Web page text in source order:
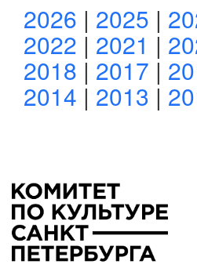
2026 | 2025 |
2022 | 2021 |
2018 | 2017 |
2014 | 2013 |